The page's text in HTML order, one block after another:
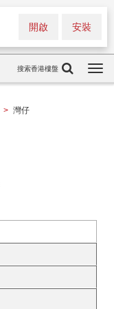
安裝
開啟
搜索香港樓盤
> 灣仔